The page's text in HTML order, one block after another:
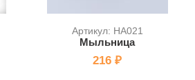
Артикул: HA021
Мыльница
216 ₽